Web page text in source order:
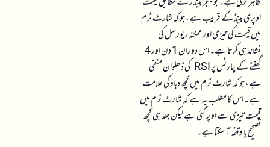
اوپری بینڈ کے قریب ہے، جو کہ شارٹ ٹرم
میں قیمت کی تیزی اور ممکنہ ریورسل کی
نشاندہی کرتا ہے۔ اس دوران 1 دن اور 4
گھنٹے کے چارٹس پر RSI کی ڈھلوان منفی
ہے، جو کہ شارٹ ٹرم میں کچھ دباؤ کی علامت
ہے۔ اس کا مطلب یہ ہے کہ شارٹ ٹرم میں
قیمت تیزی سے اوپر گئی ہے لیکن جلد ہی کچھ
تصحیح یا وقفہ آ سکتا ہے۔